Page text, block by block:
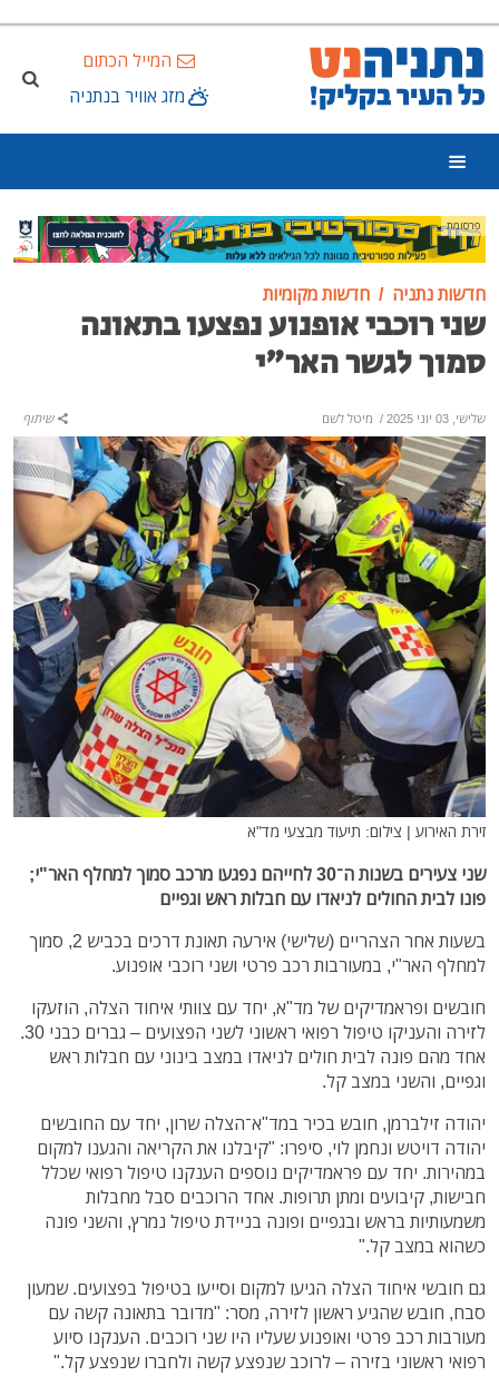
המייל הכתום
מזג אוויר בנתניה
פרסומת
חדשות נתניה חדשות מקומיות
שני רוכבי אופנוע נפצעו בתאונה
סמוך לגשר האר"י
שלישי, 03 יוני 2025 / מיטל לשם שיתוף
זירת האירוע | צילום: תיעוד מבצעי מד"א
שני צעירים בשנות ה־30 לחייהם נפגעו מרכב סמוך למחלף האר"י;
פונו לבית החולים לניאדו עם חבלות ראש וגפיים
בשעות אחר הצהריים (שלישי) אירעה תאונת דרכים בכביש 2, סמוך
למחלף האר"י, במעורבות רכב פרטי ושני רוכבי אופנוע.
חובשים ופראמדיקים של מד"א, יחד עם צוותי איחוד הצלה, הוזעקו
לזירה והעניקו טיפול רפואי ראשוני לשני הפצועים – גברים כבני 30.
אחד מהם פונה לבית חולים לניאדו במצב בינוני עם חבלות ראש
וגפיים, והשני במצב קל.
יהודה זילברמן, חובש בכיר במד"א־הצלה שרון, יחד עם החובשים
יהודה דויטש ונחמן לוי, סיפרו: "קיבלנו את הקריאה והגענו למקום
במהירות. יחד עם פראמדיקים נוספים הענקנו טיפול רפואי שכלל
חבישות, קיבועים ומתן תרופות. אחד הרוכבים סבל מחבלות
משמעותיות בראש ובגפיים ופונה בניידת טיפול נמרץ, והשני פונה
כשהוא במצב קל."
גם חובשי איחוד הצלה הגיעו למקום וסייעו בטיפול בפצועים. שמעון
סבח, חובש שהגיע ראשון לזירה, מסר: "מדובר בתאונה קשה עם
מעורבות רכב פרטי ואופנוע שעליו היו שני רוכבים. הענקנו סיוע
רפואי ראשוני בזירה – לרוכב שנפצע קשה ולחברו שנפצע קל."